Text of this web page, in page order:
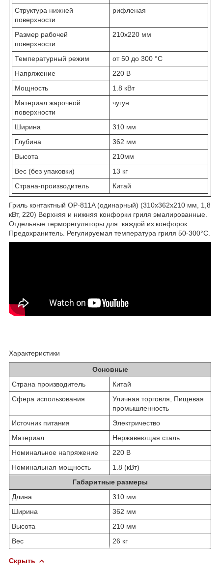
Структура нижней
поверхности
рифленая
Размер рабочей
поверхности
210х220 мм
Температурный режим
от 50 до 300 °C
Напряжение
220 В
Мощность
1.8 кВт
Материал жарочной
поверхности
чугун
Ширина
310 мм
Глубина
362 мм
Высота
210мм
Вес (без упаковки)
13 кг
Страна-производитель
Китай
Гриль контактный OP-811A (одинарный) (310х362х210 мм, 1,8
кВт, 220) Верхняя и нижняя конфорки гриля эмалированные.
Отдельные терморегуляторы для каждой из конфорок.
Предохранитель. Регулируемая температура гриля 50-300°С.
Характеристики
Основные
Страна производитель
Китай
Сфера использования
Уличная торговля, Пищевая
промышленность
Источник питания
Электричество
Материал
Нержавеющая сталь
Номинальное напряжение
220 В
Номинальная мощность
1.8 (кВт)
Габаритные размеры
Длина
310 мм
Ширина
362 мм
Высота
210 мм
Вес
26 кг
Скрыть